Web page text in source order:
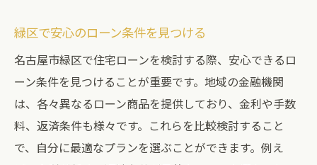
緑区で安心のローン条件を見つける
名古屋市緑区で住宅ローンを検討する際、安心できるロ
ーン条件を見つけることが重要です。地域の金融機関
は、各々異なるローン商品を提供しており、金利や手数
料、返済条件も様々です。これらを比較検討すること
で、自分に最適なプランを選ぶことができます。例え